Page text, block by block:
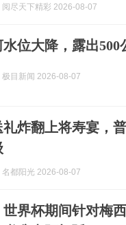
阅尽天下精彩 2026-08-07
位大降，露出500
极目新闻 2026-08-07
礼炸翻上将寿宴，
名都阳光 2026-08-07
世界杯期间针对梅